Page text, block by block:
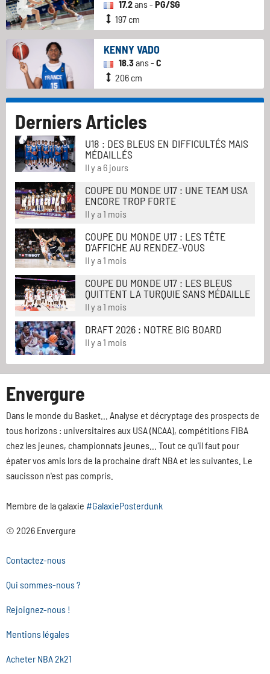
17.2ans - PG/SG
197 cm
KENNY VADO
18.3ans - C
206 cm
Derniers Articles
U18 : DES BLEUS EN DIFFICULTÉS MAIS
MÉDAILLÉS
Il y a 6 jours
COUPE DU MONDE U17 : UNE TEAM USA
ENCORE TROP FORTE
Il y a 1 mois
COUPE DU MONDE U17 : LES TÊTE
D'AFFICHE AU RENDEZ-VOUS
Il y a 1 mois
COUPE DU MONDE U17 : LES BLEUS
QUITTENT LA TURQUIE SANS MÉDAILLE
Il y a 1 mois
DRAFT 2026 : NOTRE BIG BOARD
Il y a 1 mois
Envergure
Dans le monde du Basket... Analyse et décryptage des prospects de
tous horizons : universitaires aux USA (NCAA), compétitions FIBA
chez les jeunes, championnats jeunes... Tout ce qu'il faut pour
épater vos amis lors de la prochaine draft NBA et les suivantes. Le
saucisson n'est pas compris.
Membre de la galaxie #GalaxiePosterdunk
© 2026 Envergure
Contactez-nous
Qui sommes-nous ?
Rejoignez-nous !
Mentions légales
Acheter NBA 2k21